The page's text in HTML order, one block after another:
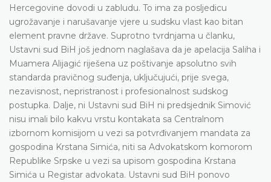
Hercegovine dovodi u zabludu. To ima za posljedicu
ugrožavanje i narušavanje vjere u sudsku vlast kao bitan
element pravne države. Suprotno tvrdnjama u članku,
Ustavni sud BiH još jednom naglašava da je apelacija Saliha i
Muamera Alijagić riješena uz poštivanje apsolutno svih
standarda pravičnog suđenja, uključujući, prije svega,
nezavisnost, nepristranost i profesionalnost sudskog
postupka. Dalje, ni Ustavni sud BiH ni predsjednik Simović
nisu imali bilo kakvu vrstu kontakata sa Centralnom
izbornom komisijom u vezi sa potvrđivanjem mandata za
gospodina Krstana Simića, niti sa Advokatskom komorom
Republike Srpske u vezi sa upisom gospodina Krstana
Simića u Registar advokata. Ustavni sud BiH ponovo